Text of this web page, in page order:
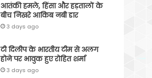
आतंकी हमले, हिंसा और हड़तालों के
बीच निखरे आकिब नबी डार
3 days ago
टी दिलीप के भारतीय टीम से अलग
होने पर भावुक हुए रोहित शर्मा
3 days ago